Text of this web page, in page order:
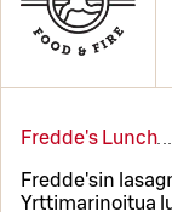
Fredde's Lunch
Fredde'sin
Yrttimarinoitua